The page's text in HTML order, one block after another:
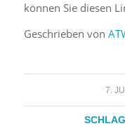
können Sie diesen
Geschrieben von
7. /